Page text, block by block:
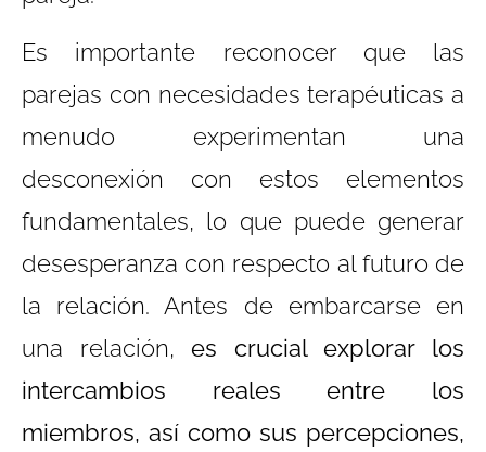
Es importante reconocer que las
parejas con necesidades terapéuticas a
menudo experimentan una
desconexión con estos elementos
fundamentales, lo que puede generar
desesperanza con respecto al futuro de
la relación. Antes de embarcarse en
una relación,es crucial explorar los
intercambios reales entre los
miembros, así como sus percepciones,